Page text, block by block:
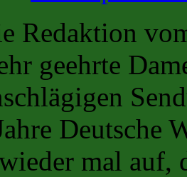
Redaktion
geehrte
Deutsche
mal auf,